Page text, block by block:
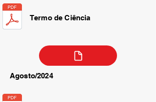
Termo de Ciência
Agosto/2024